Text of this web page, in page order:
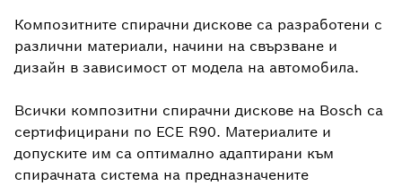
Композитните спирачни дискове са разработени с
различни материали, начини на свързване и
дизайн в зависимост от модела на автомобила.
Всички композитни спирачни дискове на Bosch са
сертифицирани по ECE R90. Материалите и
допуските им са оптимално адаптирани към
спирачната система на предназначените